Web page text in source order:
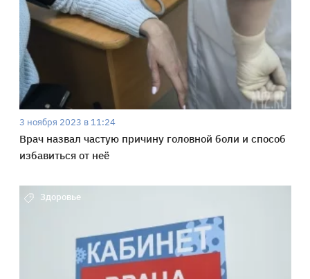
3 ноября 2023 в 11:24
Врач назвал частую причину головной боли и способ
избавиться от неё
Здоровье